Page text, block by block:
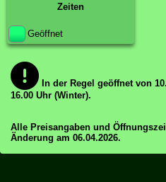
Zeiten
Geöffnet
In der Regel geöffnet von
16.00 Uhr (Winter).
Alle Preisangaben und
Änderung am 06.04.2026.